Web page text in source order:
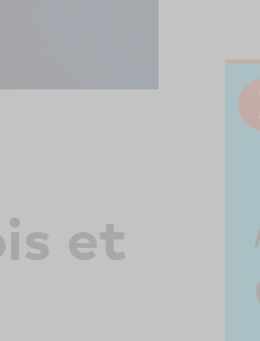
et